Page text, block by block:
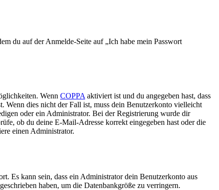
du auf der Anmelde-Seite auf „Ich habe mein Passwort
Wenn COPPA aktiviert ist und du angegeben hast, dass
Wenn dies nicht der Fall ist, muss dein Benutzerkonto vielleicht
oder ein Administrator. Bei der Registrierung wurde dir
ob du deine E-Mail-Adresse korrekt eingegeben hast oder die
einen Administrator.
Es kann sein, dass ein Administrator dein Benutzerkonto aus
haben, um die Datenbankgröße zu verringern.